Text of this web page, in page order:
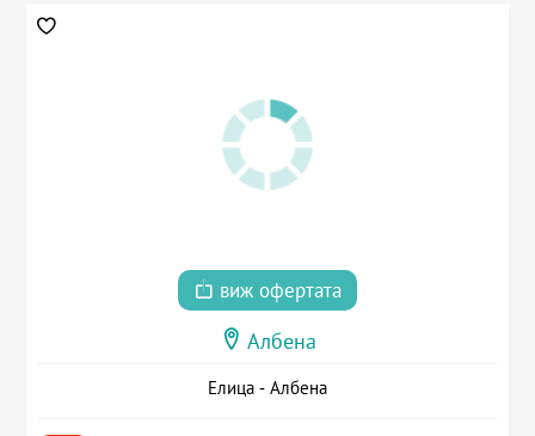
виж офертата
Албена
Елица - Албена